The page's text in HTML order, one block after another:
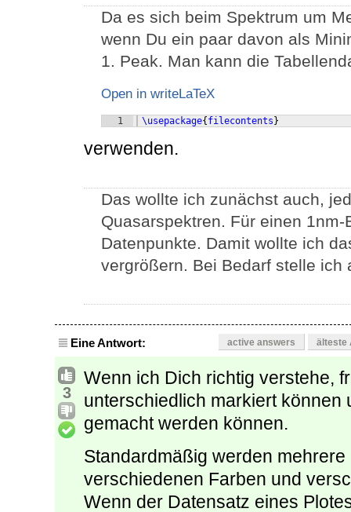
Da es sich beim Spektrum um
wenn Du ein paar davon als
1. Peak. Man kann die
Open in writeLaTeX
1 \usepackage{filecontents}
verwenden.
Das wollte ich zunächst auch,
Quasarspektren. Für einen
Datenpunkte. Damit wollte ich
vergrößern. Bei Bedarf stelle ich
Eine Antwort: active answers älteste
3
Wenn ich Dich richtig verstehe,
unterschiedlich markiert können
gemacht werden können.
Standardmäßig werden
verschiedenen Farben und
Wenn der Datensatz eines